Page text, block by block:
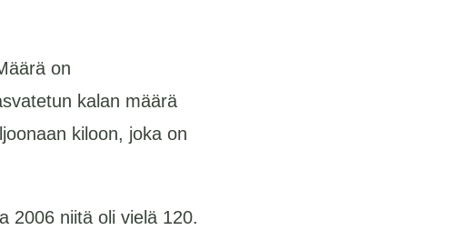
on
kalan määrä
kiloon, joka on
2006 niitä oli vielä 120.